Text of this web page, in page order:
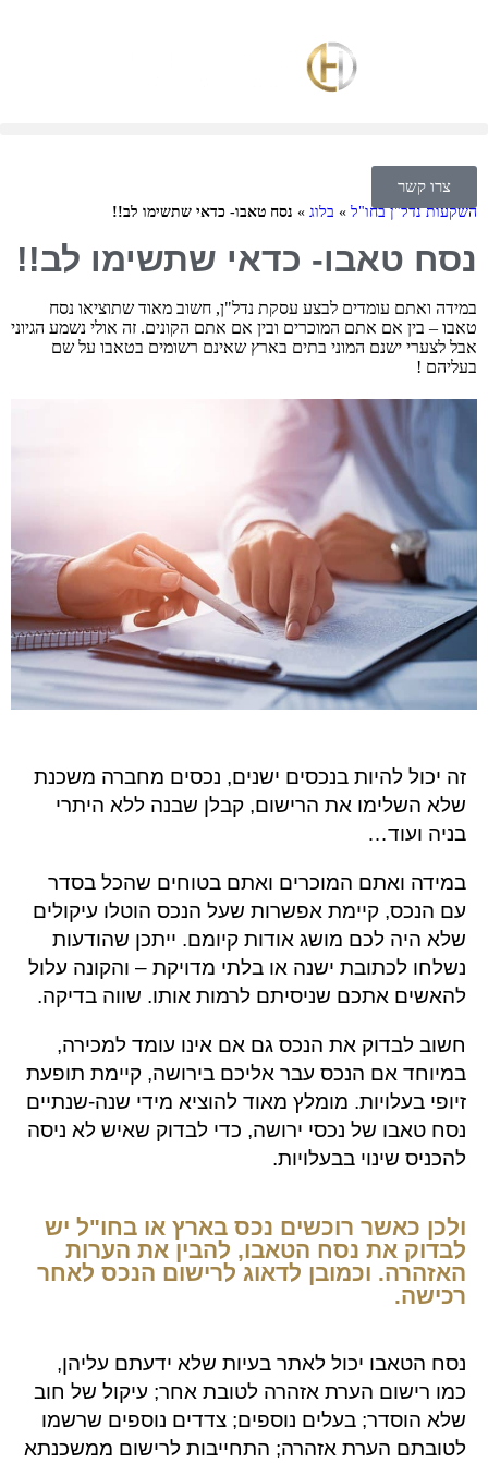
צרו קשר
השקעות נדל"ן בחו"ל » בלוג » נסח טאבו- כדאי שתשימו לב!!
נסח טאבו- כדאי שתשימו לב!!
במידה ואתם עומדים לבצע עסקת נדל"ן, חשוב מאוד שתוציאו נסח
טאבו – בין אם אתם המוכרים ובין אם אתם הקונים. זה אולי נשמע הגיוני
אבל לצערי ישנם המוני בתים בארץ שאינם רשומים בטאבו על שם
בעליהם !
זה יכול להיות בנכסים ישנים, נכסים מחברה משכנת
שלא השלימו את הרישום, קבלן שבנה ללא היתרי
בניה ועוד…
במידה ואתם המוכרים ואתם בטוחים שהכל בסדר
עם הנכס, קיימת אפשרות שעל הנכס הוטלו עיקולים
שלא היה לכם מושג אודות קיומם. ייתכן שהודעות
נשלחו לכתובת ישנה או בלתי מדויקת – והקונה עלול
להאשים אתכם שניסיתם לרמות אותו. שווה בדיקה.
חשוב לבדוק את הנכס גם אם אינו עומד למכירה,
במיוחד אם הנכס עבר אליכם בירושה, קיימת תופעת
זיופי בעלויות. מומלץ מאוד להוציא מידי שנה-שנתיים
נסח טאבו של נכסי ירושה, כדי לבדוק שאיש לא ניסה
להכניס שינוי בבעלויות.
ולכן כאשר רוכשים נכס בארץ או בחו"ל יש
לבדוק את נסח הטאבו, להבין את הערות
האזהרה. וכמובן לדאוג לרישום הנכס לאחר
רכישה.
נסח הטאבו יכול לאתר בעיות שלא ידעתם עליהן,
כמו רישום הערת אזהרה לטובת אחר; עיקול של חוב
שלא הוסדר; בעלים נוספים; צדדים נוספים שרשמו
לטובתם הערת אזהרה; התחייבות לרישום ממשכנתא